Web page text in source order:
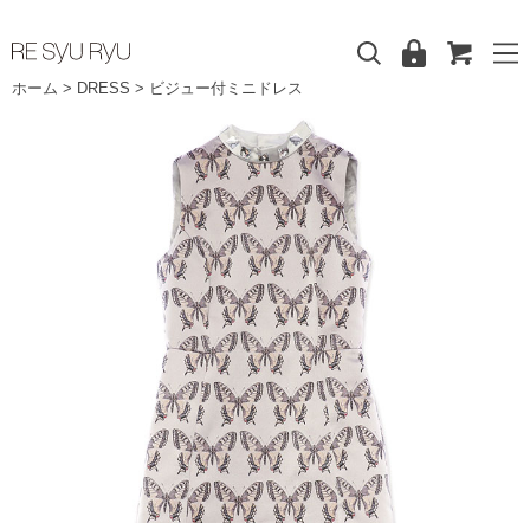
ホーム > DRESS > ビジュー付ミニドレス